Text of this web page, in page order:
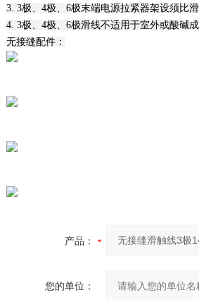
3. 3极、4极、6极末端电源拉紧器架设须比滑
4. 3极、4极、6极滑线不适用于室外或酸碱成
无接缝配件：
产品：
您的单位：